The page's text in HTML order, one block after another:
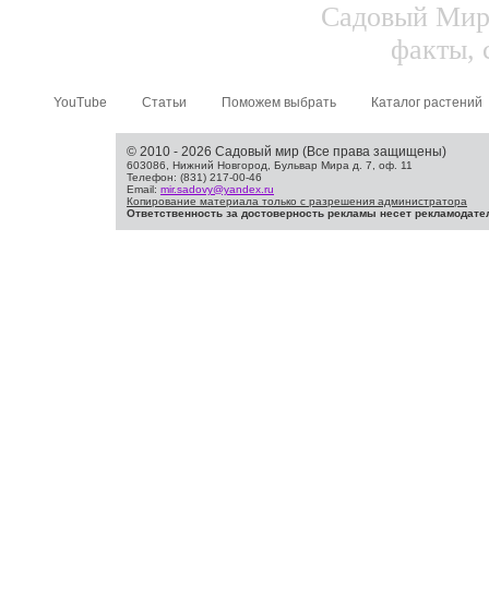
Садовый
факты,
YouTube Статьи Поможем выбрать Каталог растений
© 2010 - 2026 Садовый мир (Все права защищены)
603086, Нижний Новгород, Бульвар Мира д. 7, оф. 11
Телефон: (831) 217-00-46
Email: mir.sadovy@yandex.ru
Копирование материала только с разрешения администратора
Ответственность за достоверность рекламы несет